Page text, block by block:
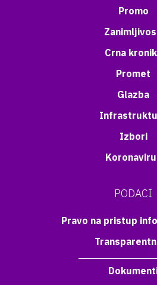
Promo
Crna
Promet
Glazba
Izbori
PODACI
Pravo na pristup